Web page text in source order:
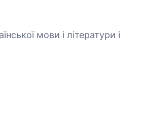
мови і літератури і